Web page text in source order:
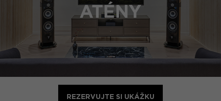
ATÉNY
REZERVUJTE SI UKÁŽKU